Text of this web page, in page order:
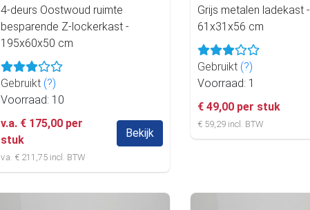
4-deurs Oostwoud ruimte
besparende Z-lockerkast -
195x60x50 cm
Gebruikt (?)
Voorraad: 10
v.a. € 175,00 per
stuk
v.a. € 211,75 incl. BTW
Bekijk
Grijs metalen ladekast -
61x31x56 cm
Gebruikt (?)
Voorraad: 1
€ 49,00 per stuk
€ 59,29 incl. BTW